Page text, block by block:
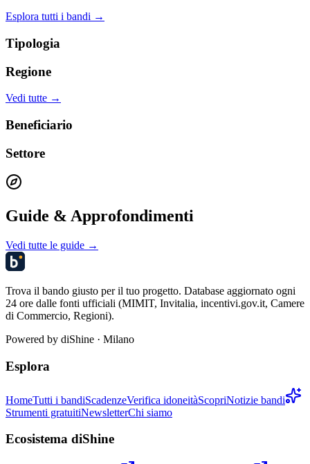
Esplora tutti i bandi →
Tipologia
Regione
Vedi tutte →
Beneficiario
Settore
Guide & Approfondimenti
Vedi tutte le guide →
Trova il bando giusto per il tuo progetto. Database aggiornato ogni
24 ore dalle fonti ufficiali (MIMIT, Invitalia, incentivi.gov.it, Camere
di Commercio, Regioni).
Powered by diShine · Milano
Esplora
HomeTutti i bandiScadenzeVerifica idoneitàScopriNotizie bandi
Strumenti gratuitiNewsletterChi siamo
Ecosistema diShine